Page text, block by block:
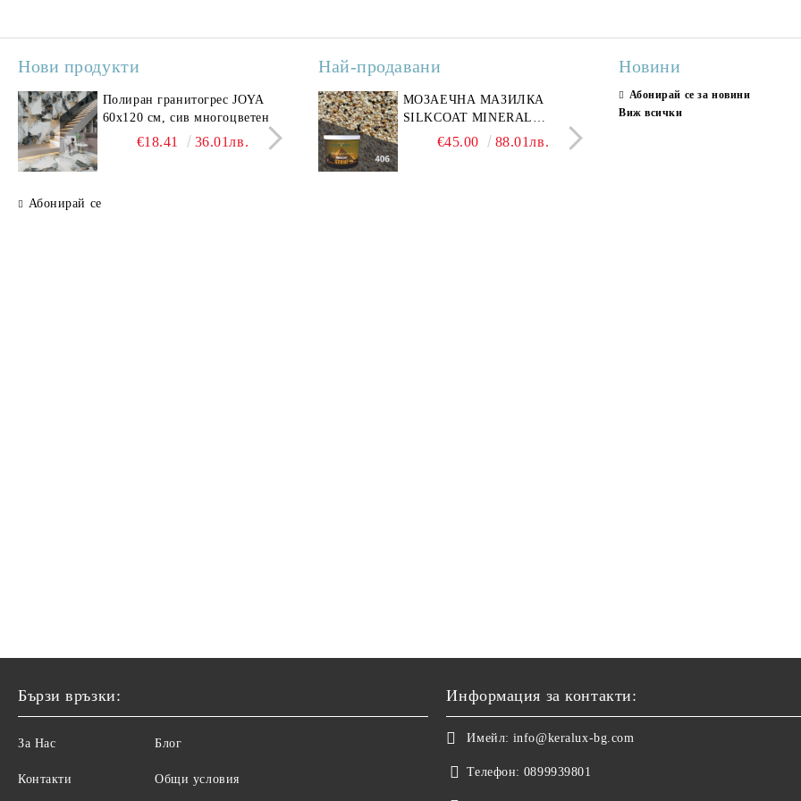
Нови продукти
Полиран гранитогрес JOYA
60x120 см, сив многоцветен
€18.41 36.01лв.
Полиран гранитогрес
SAVONA GREY 60x120 см,
светло сив мрамор
€22.50 44.01лв.
Гранитогрес LESY GREY
GOLD 60х120см, тип
Абонирай се
Най-продавани
МОЗАЕЧНА МАЗИЛКА
SILKCOAT MINERAL
PLASTER STONE, СИТЕН
€45.00 88.01лв.
СТЕННИ ПЛОЧКИ
30X90CM, ГЛАНЦ
Новини
Абонирай се за новини
Виж всички
Бързи връзки:
За Нас
Контакти
Блог
Общи условия
Информация за контакти:
Имейл: info@keralux-bg.com
Телефон: 0899939801